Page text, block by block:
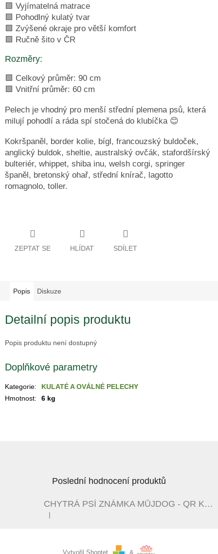
Přihlášení
🟩 Vyjímatelná matrace
🟩 Pohodlný kulatý tvar
🟩 Zvýšené okraje pro větší komfort
🟩 Ručně šito v ČR
Rozměry:
🟩 Celkový průměr: 90 cm
🟩 Vnitřní průměr: 60 cm
Pelech je vhodný pro menší střední plemena psů, která
milují pohodlí a ráda spí stočená do klubíčka 😊
Kokršpaněl, border kolie, bígl, francouzský buldoček,
anglický buldok, sheltie, australský ovčák, stafordšírský
bulteriér, whippet, shiba inu, welsh corgi, springer
španěl, bretonský ohař, střední knírač, lagotto
romagnolo, toller.
ZEPTAT SE HLÍDAT SDÍLET
Popis Diskuze
Detailní popis produktu
Popis produktu není dostupný
Doplňkové parametry
Kategorie:
KULATÉ A OVÁLNÉ PELECHY
Hmotnost: 6 kg
Poslední hodnocení produktů
CHYTRÁ PSÍ ZNÁMKA MŮJDOG - QR KÓD - ČERNÁ / BÍLÁ
Hodnocení produktu je 5 z 5 hvězdiček.
|
Vytvořil Shoptet &